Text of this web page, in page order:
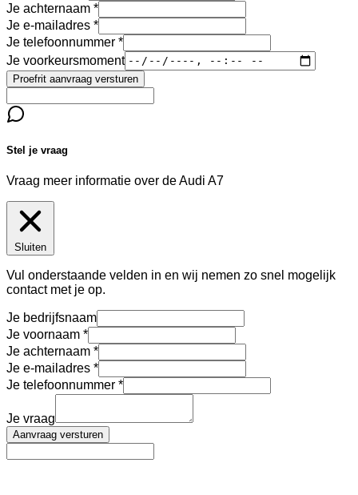
Je achternaam
Je e-mailadres
Je telefoonnummer
Je voorkeursmoment
Proefrit aanvraag versturen
Stel je vraag
Vraag meer informatie over deAudi A7
Sluiten
Vul onderstaande velden in en wij nemen zo snel mogelijk
contact met je op.
Je bedrijfsnaam
Je voornaam
Je achternaam
Je e-mailadres
Je telefoonnummer
Je vraag
Aanvraag versturen